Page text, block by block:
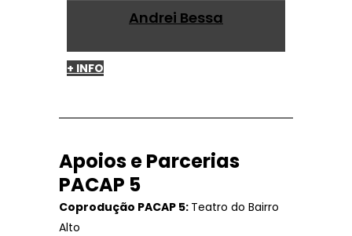
Andrei Bessa
+ INFO
Apoios e Parcerias
PACAP 5
Coprodução PACAP 5: Teatro do Bairro
Alto